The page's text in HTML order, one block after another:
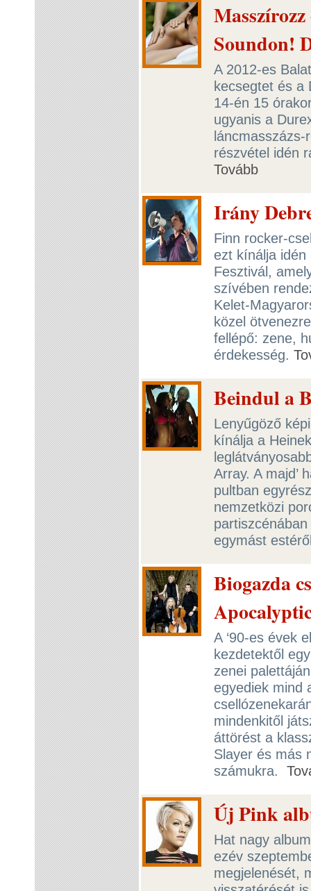
Soundon!
A 2012-es
kecsegtet és a
14-én 15
ugyanis a
láncmasszázs-
részvétel idén
Tovább
Irány
Finn rocker-
ezt kínálja idén
Fesztivál,
szívében
Kelet-
közel
fellépő: zene,
érdekesség.
Beindul a
Lenyűgöző
kínálja a
Array. A majd’
pultban
nemzetközi
egymást
Biogazda
A ‘90-es évek
kezdetektől
zenei
egyediek mind
mindenkitől
áttörést a
Slayer és más
számukra.
Új Pink
Hat nagy
ezév
megjelenését,